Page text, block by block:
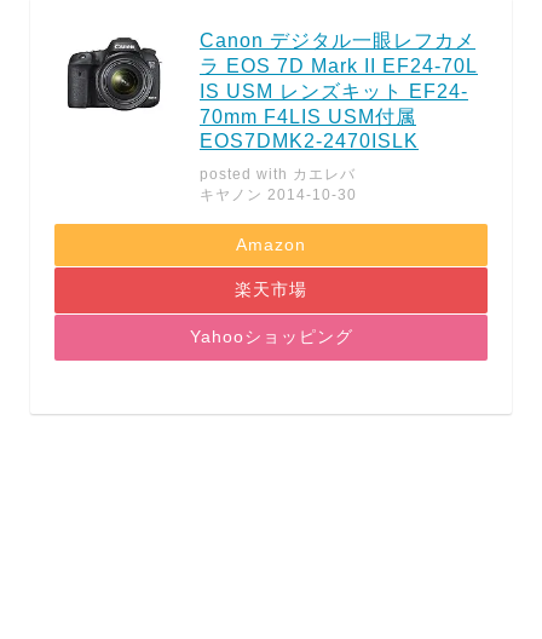
Canon デジタル一眼レフカメ
ラ EOS 7D Mark II EF24-70L
IS USM レンズキット EF24-
70mm F4LIS USM付属
EOS7DMK2-2470ISLK
posted with カエレバ
キヤノン 2014-10-30
Amazon
楽天市場
Yahooショッピング